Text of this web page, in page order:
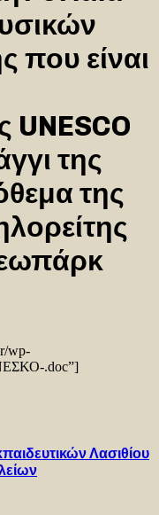
που είναι
της
της
wp-
.doc”]
Λασιθίου